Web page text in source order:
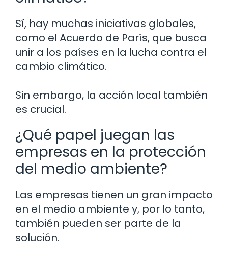
Sí, hay muchas iniciativas globales,
como el Acuerdo de París, que busca
unir a los países en la lucha contra el
cambio climático.
Sin embargo, la acción local también
es crucial.
¿Qué papel juegan las
empresas en la protección
del medio ambiente?
Las empresas tienen un gran impacto
en el medio ambiente y, por lo tanto,
también pueden ser parte de la
solución.